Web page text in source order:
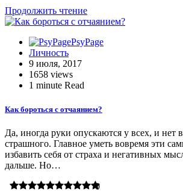
Продолжить чтение
PsyPage
Личность
9 июля, 2017
1658 views
1 minute Read
Как бороться с отчаянием?
Да, иногда руки опускаются у всех, и нет
страшного. Главное уметь вовремя эти
избавить себя от страха и негативных
дальше. Но…
0